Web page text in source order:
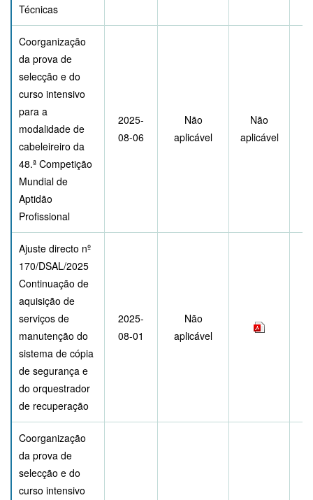
Técnicas
Coorganização
da prova de
selecção e do
curso intensivo
para a
modalidade de
cabeleireiro da
48.ª Competição
Mundial de
Aptidão
Profissional
2025-
08-06
Não
aplicável
Não
aplicável
Ajuste directo nº
170/DSAL/2025
Continuação de
aquisição de
serviços de
manutenção do
sistema de cópia
de segurança e
do orquestrador
de recuperação
2025-
08-01
Não
aplicável
Coorganização
da prova de
selecção e do
curso intensivo